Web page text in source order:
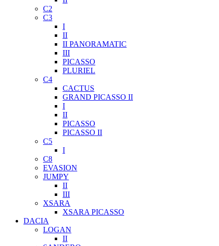
C2
C3
I
II
II PANORAMATIC
III
PICASSO
PLURIEL
C4
CACTUS
GRAND PICASSO II
I
II
PICASSO
PICASSO II
C5
I
C8
EVASION
JUMPY
II
III
XSARA
XSARA PICASSO
DACIA
LOGAN
II